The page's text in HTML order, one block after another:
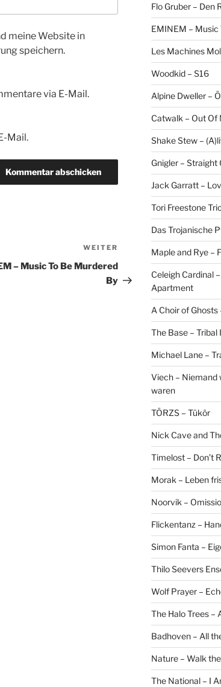
meine Website in
speichern.
via E-Mail.
Mail.
Nächster
Beitrag
WEITER
– Music To Be Murdered
By
Flo Gruber – Den
EMINEM – Music
Les Machines
Woodkid – S16
Alpine Dweller –
Catwalk – Out Of
Shake Stew –
Gnigler – Straight
Jack Garratt –
Tori Freestone
Das Trojanische
Maple and Rye –
Celeigh Cardinal
Apartment
A Choir of Ghosts
The Base – Tribal
Michael Lane –
Viech – Niemand
waren
TÖRZS – Tükör
Nick Cave and
Timelost – Don’t
Morak – Leben
Noorvik –
Flickentanz –
Simon Fanta –
Thilo Seevers
Wolf Prayer –
The Halo Trees –
Badhoven – All
Nature – Walk
The National – I